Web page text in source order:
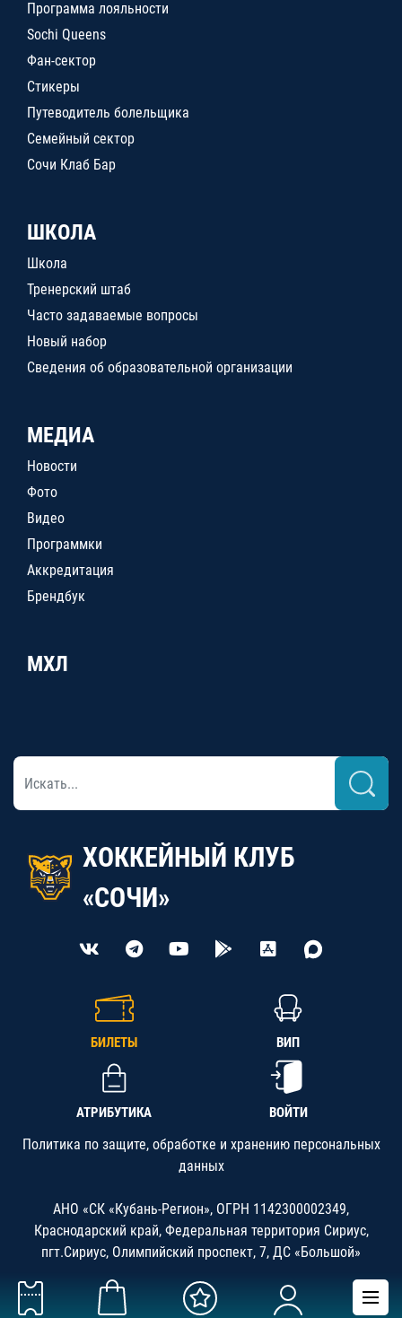
Программа лояльности
Sochi Queens
Фан-сектор
Стикеры
Путеводитель болельщика
Семейный сектор
Сочи Клаб Бар
ШКОЛА
Школа
Тренерский штаб
Часто задаваемые вопросы
Новый набор
Сведения об образовательной организации
МЕДИА
Новости
Фото
Видео
Программки
Аккредитация
Брендбук
МХЛ
ХОККЕЙНЫЙ КЛУБ
«СОЧИ»
БИЛЕТЫ ВИП
АТРИБУТИКА ВОЙТИ
Политика по защите, обработке и хранению персональных
данных
АНО «СК «Кубань-Регион», ОГРН 1142300002349,
Краснодарский край, Федеральная территория Сириус,
пгт.Сириус, Олимпийский проспект, 7, ДС «Большой»